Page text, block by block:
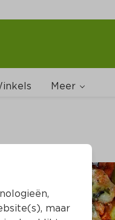
Meer
Wijnshop
maar